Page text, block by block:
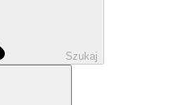
Szukaj